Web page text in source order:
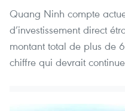
Quang Ninh compte
d’investissement direct
montant total de plus de
chiffre qui devrait